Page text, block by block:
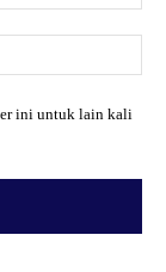
ini untuk lain kali